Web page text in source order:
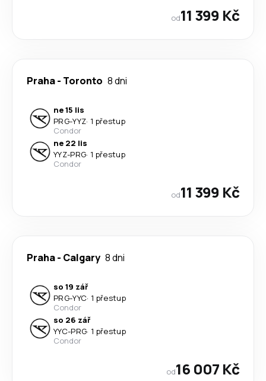
od11 399 Kč
Praha- Toronto 8 dni
ne 15 lis
PRG-YYZ· 1 přestup
Condor
ne 22 lis
YYZ-PRG· 1 přestup
Condor
od11 399 Kč
Praha- Calgary 8 dni
so 19 zář
PRG-YYC· 1 přestup
Condor
so 26 zář
YYC-PRG· 1 přestup
Condor
od16 007 Kč